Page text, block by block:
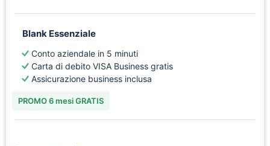
Blank Essenziale
Conto aziendale in 5 minuti
Carta di debito VISA Business gratis
Assicurazione business inclusa
PROMO 6 mesi GRATIS